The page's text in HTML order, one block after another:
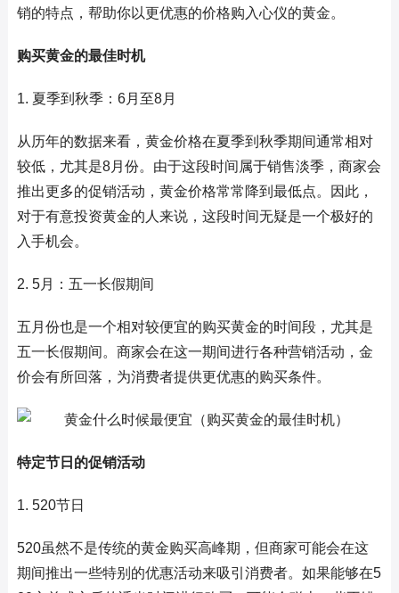
销的特点，帮助你以更优惠的价格购入心仪的黄金。
购买黄金的最佳时机
1. 夏季到秋季：6月至8月
从历年的数据来看，黄金价格在夏季到秋季期间通常相对
较低，尤其是8月份。由于这段时间属于销售淡季，商家会
推出更多的促销活动，黄金价格常常降到最低点。因此，
对于有意投资黄金的人来说，这段时间无疑是一个极好的
入手机会。
2. 5月：五一长假期间
五月份也是一个相对较便宜的购买黄金的时间段，尤其是
五一长假期间。商家会在这一期间进行各种营销活动，金
价会有所回落，为消费者提供更优惠的购买条件。
特定节日的促销活动
1. 520节日
520虽然不是传统的黄金购买高峰期，但商家可能会在这
期间推出一些特别的优惠活动来吸引消费者。如果能够在5